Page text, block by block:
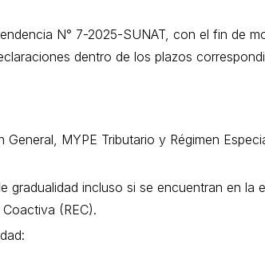
N° 7-2025-SUNAT, con el fin de
dentro de los plazos
MYPE Tributario y Régimen
gradualidad incluso si se encuentran en
(REC).